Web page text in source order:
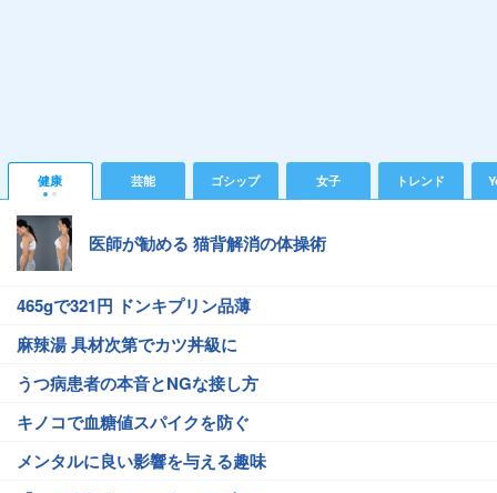
健康 芸能 ゴシップ 女子 トレンド
医師が勧める 猫背解消の体操術
465gで321円 ドンキプリン品薄
麻辣湯 具材次第でカツ丼級に
うつ病患者の本音とNGな接し方
キノコで血糖値スパイクを防ぐ
メンタルに良い影響を与える趣味